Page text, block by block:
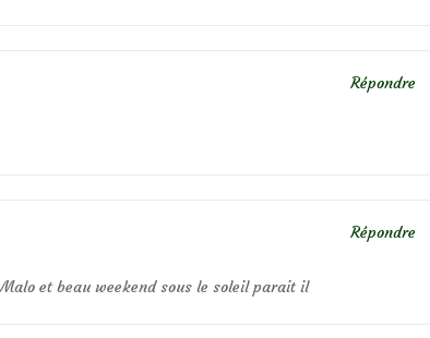
Répondre
et beau weekend sous le soleil parait il
Répondre